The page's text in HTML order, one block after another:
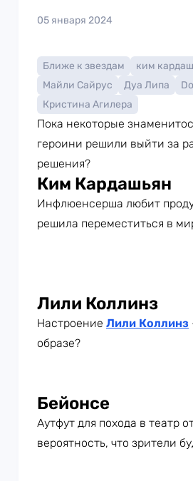
05 января 2024
Ближе к звездам ким
Майли Сайрус
Дуа Липа
Кристина Агилера
Пока некоторые
героини решили выйти за
решения?
Ким Кардашьян
Инфлюенсерша любит
решила переместиться в
Лили Коллинз
Настроение Лили Коллинз
образе?
Бейонсе
Аутфут для похода в театр
вероятность, что зрители